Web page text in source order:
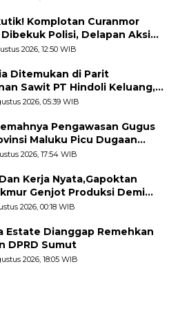
Komplotan Curanmor
Dibekuk Polisi, Delapan Aksi
Di Candipuro Terungkap
2026, 12:50 WIB
Ditemukan di Parit
Sawit PT Hindoli Keluang,
Penyebab Kematian
2026, 05:39 WIB
Pengawasan Gugus
Maluku Picu Dugaan
Nelayan Bale-Bale di
2026, 17:54 WIB
Kerja Nyata,Gapoktan
Genjot Produksi Demi
Pangan
2026, 00:18 WIB
Estate Dianggap Remehkan
DPRD Sumut
2026, 18:05 WIB